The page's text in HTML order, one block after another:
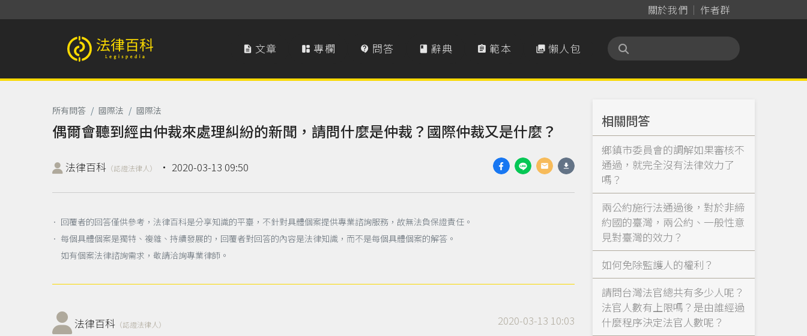
關於我們 作者群
法律百科 Legispedia  文章  專欄  問答  辭典  範本  懶人包
所有問答 / 國際法 / 國際法
偶爾會聽到經由仲裁來處理糾紛的新聞，請問什麼是仲裁？國際仲裁又是什麼？
法律百科 （認證法律人） ‧ 2020-03-13 09:50
． 回覆者的回答僅供參考，法律百科是分享知識的平臺，不針對具體個案提供專業諮詢服務，故無法負保證責任。
． 每個具體個案是獨特、複雜、持續發展的，回覆者對回答的內容是法律知識，而不是每個具體個案的解答。
如有個案法律諮詢需求，敬請洽詢專業律師。
法律百科 （認證法律人） 2020-03-13 10:03
相關問答
鄉鎮市委員會的調解如果審核不
通過，就完全沒有法律效力了
嗎？
兩公約施行法通過後，對於非締
約國的臺灣，兩公約、一般性意
見對臺灣的效力？
如何免除監護人的權利？
請問台灣法官總共有多少人呢？
法官人數有上限嗎？是由誰經過
什麼程序決定法官人數呢？